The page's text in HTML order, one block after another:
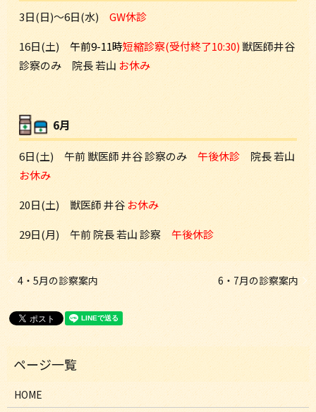
3日(日)～6日(水)GW休診
16日(土)午前9-11時短縮診察(受付終了10:30)獣医師井谷
診察のみ 院長 若山 お休み
6月
6日(土) 午前 獣医師 井谷 診察のみ午後休診院長 若山
お休み
20日(土) 獣医師 井谷お休み
29日(月) 午前 院長 若山 診察午後休診
4・5月の診察案内 6・7月の診察案内
HOME